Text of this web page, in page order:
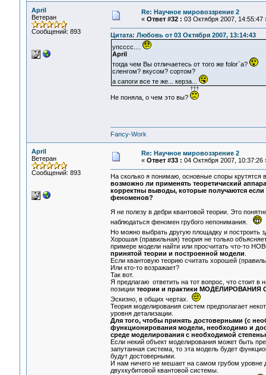
April
Ветеран
Сообщений: 893
Re: Научное мировоззрение 2
« Ответ #32 : 03 Октября 2007, 14:55:47
Цитата: Любовь от 03 Октября 2007, 13:14:43
упсссс....
April
тогда чем Вы отличаетесь от того же folor`а?
сленгом? вкусом? сортом?
а сапоги все те же... керза...
Не поняла, о чем это вы?
Fancy-Work
April
Ветеран
Сообщений: 893
Re: Научное мировоззрение 2
« Ответ #33 : 04 Октября 2007, 10:37:26
На сколько я понимаю, основные споры крутятся
возможно ли применять теоретичиский
корректны выводы, которые получаются если
феноменов?
Я не полезу в дебри квантовой теории. Это
наблюдаться феномен грубого непонимания.
Но можно выбрать другую площадку и
Хорошая (правильная) теория не только
примере модели найти или просчитать что-
принятой теории и построенной модели
Если квантовую теорию считать хорошей
Или кто-то возражает?
Так вот.
Я предлагаю ответить на тот вопрос, что стоит в
позиции теории и практики МОДЕЛИРОВАНИЯ
Эскизно, в общих чертах.
Теория моделирования систем предполагает
уровня детализации.
Для того, чтобы принять достоверными (с
функционирования модели, необходимо и
среде моделирования с необходимой
Если некий объект моделирования может быть
запутанная система, то эта модель будет
будут достоверными.
И нам ничего не мешает на самом грубом уровне
двухкубитовой квантовой системы.